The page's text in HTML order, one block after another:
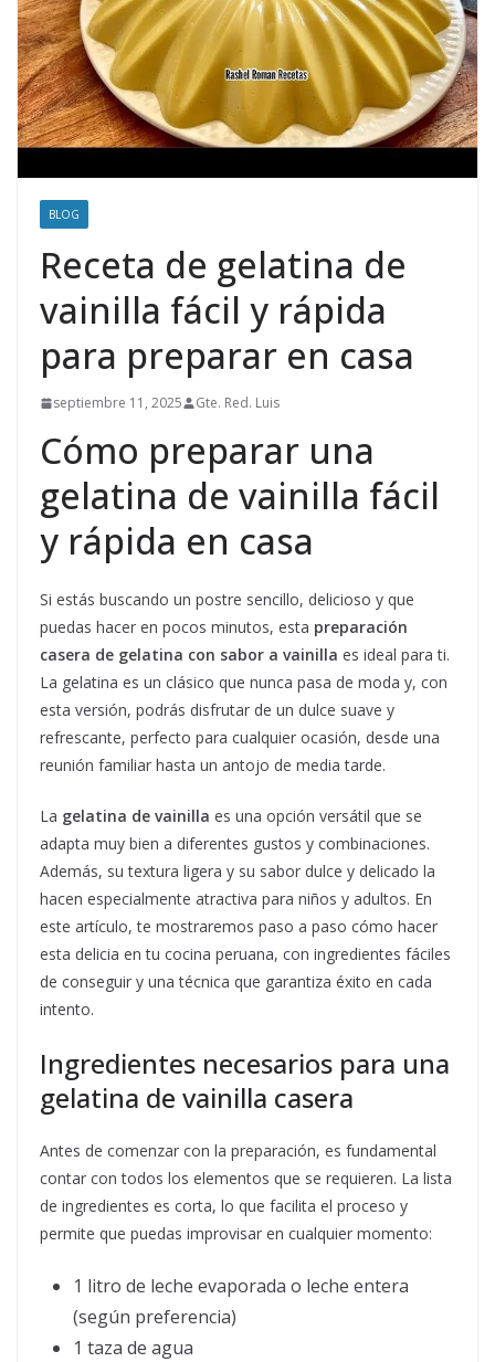
BLOG
Receta de gelatina de
vainilla fácil y rápida
para preparar en casa
septiembre 11, 2025 Gte. Red. Luis
Cómo preparar una
gelatina de vainilla fácil
y rápida en casa
Si estás buscando un postre sencillo, delicioso y que
puedas hacer en pocos minutos, esta preparación
casera de gelatina con sabor a vainilla es ideal para ti.
La gelatina es un clásico que nunca pasa de moda y, con
esta versión, podrás disfrutar de un dulce suave y
refrescante, perfecto para cualquier ocasión, desde una
reunión familiar hasta un antojo de media tarde.
La gelatina de vainilla es una opción versátil que se
adapta muy bien a diferentes gustos y combinaciones.
Además, su textura ligera y su sabor dulce y delicado la
hacen especialmente atractiva para niños y adultos. En
este artículo, te mostraremos paso a paso cómo hacer
esta delicia en tu cocina peruana, con ingredientes fáciles
de conseguir y una técnica que garantiza éxito en cada
intento.
Ingredientes necesarios para una
gelatina de vainilla casera
Antes de comenzar con la preparación, es fundamental
contar con todos los elementos que se requieren. La lista
de ingredientes es corta, lo que facilita el proceso y
permite que puedas improvisar en cualquier momento:
1 litro de leche evaporada o leche entera
(según preferencia)
1 taza de agua